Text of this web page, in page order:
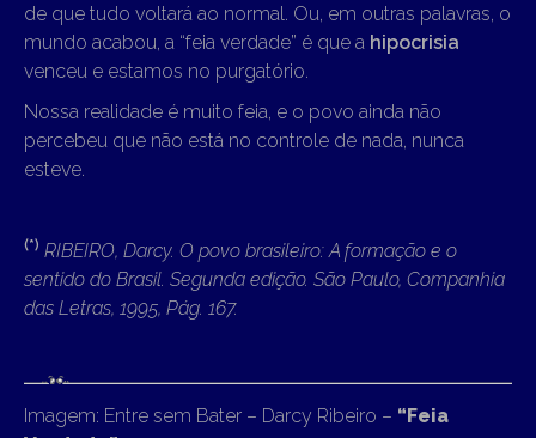
de que tudo voltará ao normal. Ou, em outras palavras, o
mundo acabou, a “feia verdade” é que a hipocrisia
venceu e estamos no purgatório.
Nossa realidade é muito feia, e o povo ainda não
percebeu que não está no controle de nada, nunca
esteve.
(*) RIBEIRO, Darcy. O povo brasileiro: A formação e o
sentido do Brasil. Segunda edição. São Paulo, Companhia
das Letras, 1995, Pág. 167.
Imagem: Entre sem Bater – Darcy Ribeiro – “Feia